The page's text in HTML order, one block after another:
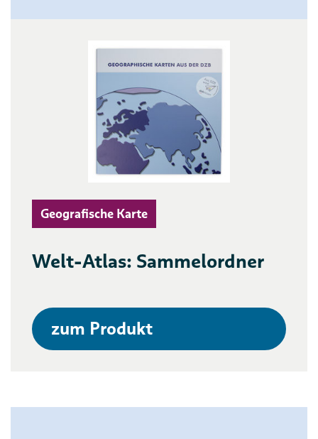
Geografische Karte
Welt-Atlas: Sammelordner
zum Produkt